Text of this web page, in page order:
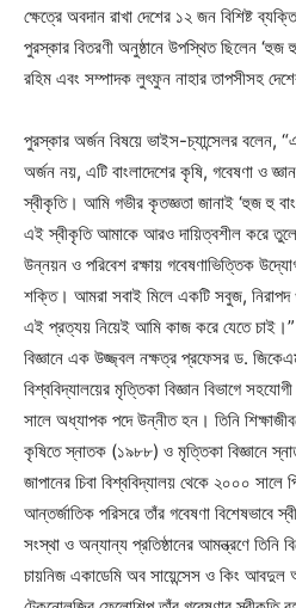
ক্ষেত্রে অবদান রাখা দেশের ১২ জন বিশিষ্ট
পুরস্কার বিতরণী অনুষ্ঠানে উপস্থিত ছিলেন ‘হুজ হু
রহিম এবং সম্পাদক লুৎফুন নাহার তাপসীসহ
পুরস্কার অর্জন বিষয়ে ভাইস-চ্যান্সেলর বলেন,
অর্জন নয়, এটি বাংলাদেশের কৃষি, গবেষণা ও
স্বীকৃতি। আমি গভীর কৃতজ্ঞতা জানাই ‘হুজ হু
এই স্বীকৃতি আমাকে আরও দায়িত্বশীল করে
উন্নয়ন ও পরিবেশ রক্ষায় গবেষণাভিত্তিক
শক্তি। আমরা সবাই মিলে একটি সবুজ, নিরাপদ
এই প্রত্যয় নিয়েই আমি কাজ করে যেতে চাই।”
বিজ্ঞানে এক উজ্জ্বল নক্ষত্র প্রফেসর ড.
বিশ্ববিদ্যালয়ের মৃত্তিকা বিজ্ঞান বিভাগে
সালে অধ্যাপক পদে উন্নীত হন। তিনি
কৃষিতে স্নাতক (১৯৮৮) ও মৃত্তিকা বিজ্ঞানে
জাপানের চিবা বিশ্ববিদ্যালয় থেকে ২০০০
আন্তর্জাতিক পরিসরে তাঁর গবেষণা বিশেষভাবে
সংস্থা ও অন্যান্য প্রতিষ্ঠানের আমন্ত্রণে তিনি
চায়নিজ একাডেমি অব সায়েন্সেস ও কিং আবদুল